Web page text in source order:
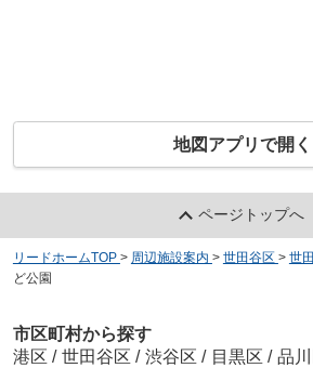
地図アプリで開く
ページトップへ
リードホームTOP > 周辺施設案内 > 世田谷区 > 世
ど公園
市区町村から探す
港区 / 世田谷区 / 渋谷区 / 目黒区 / 品